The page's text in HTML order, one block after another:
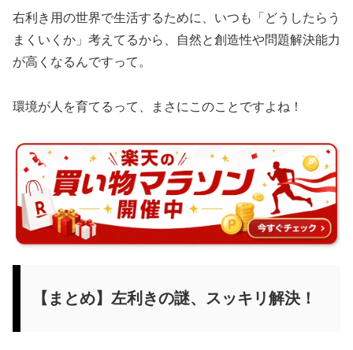
右利き用の世界で生活するために、いつも「どうしたらう
まくいくか」考えてるから、自然と創造性や問題解決能力
が高くなるんですって。
環境が人を育てるって、まさにこのことですよね！
【まとめ】左利きの謎、スッキリ解決！